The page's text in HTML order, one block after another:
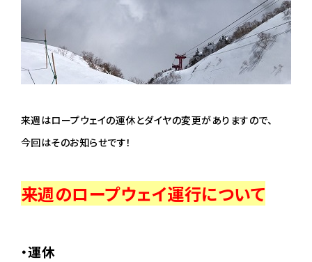
来週はロープウェイの運休とダイヤの変更がありますので、
今回はそのお知らせです！
来週のロープウェイ運行について
・運休